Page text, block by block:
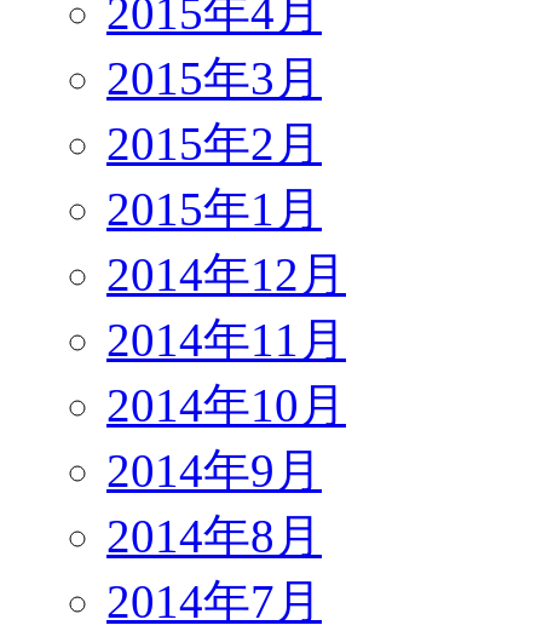
2015年4月
2015年3月
2015年2月
2015年1月
2014年12月
2014年11月
2014年10月
2014年9月
2014年8月
2014年7月